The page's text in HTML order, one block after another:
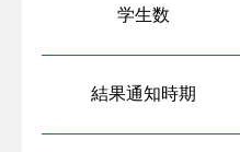
学生数
結果通知時期